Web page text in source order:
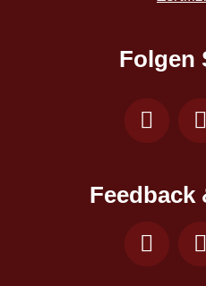
Folgen
Feedback